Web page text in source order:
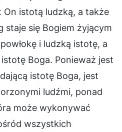
On istotą ludzką, a także
staje się Bogiem żyjącym
i ludzką istotę, a
Boga. Ponieważ jest
istotę Boga, jest
ludźmi, ponad
może wykonywać
wszystkich